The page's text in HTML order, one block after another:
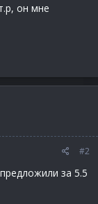
он мне
#2
за 5.5